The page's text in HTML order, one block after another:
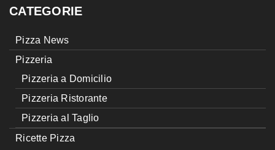
CATEGORIE
Pizza News
Pizzeria
Pizzeria a Domicilio
Pizzeria Ristorante
Pizzeria al Taglio
Ricette Pizza